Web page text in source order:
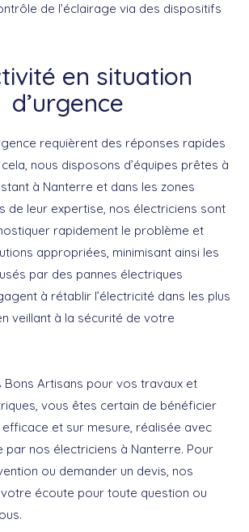
de l’éclairage via des dispositifs
en situation
d’urgence
requièrent des réponses rapides
nous disposons d’équipes prêtes à
à Nanterre et dans les zones
de leur expertise, nos électriciens sont
rapidement le problème et
appropriées, minimisant ainsi les
par des pannes électriques
à rétablir l’électricité dans les plus
veillant à la sécurité de votre
Bons Artisans pour vos travaux et
vous êtes certain de bénéficier
efficace et sur mesure, réalisée avec
par nos électriciens à Nanterre. Pour
ou demander un devis, nos
écoute pour toute question ou